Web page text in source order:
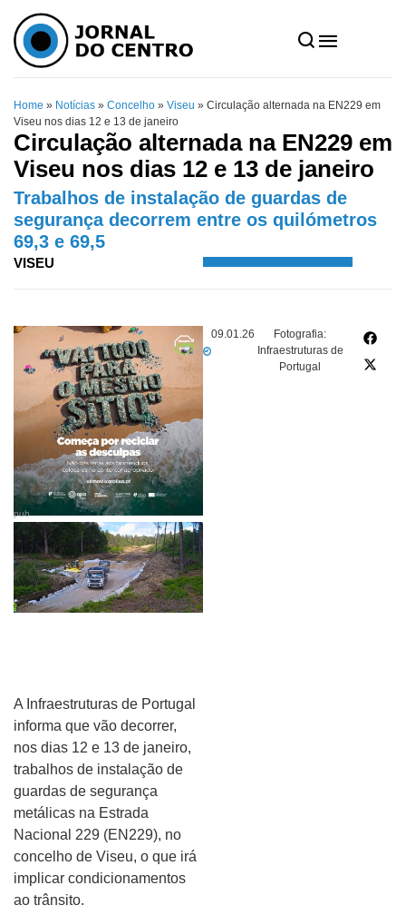
Home » Notícias » Concelho » Viseu » Circulação alternada na EN229 em
Viseu nos dias 12 e 13 de janeiro
Circulação alternada na EN229 em
Viseu nos dias 12 e 13 de janeiro
Trabalhos de instalação de guardas de
segurança decorrem entre os quilómetros
69,3 e 69,5
VISEU
09.01.26
Fotografia:
Infraestruturas de
Portugal
pub
A Infraestruturas de Portugal
informa que vão decorrer,
nos dias 12 e 13 de janeiro,
trabalhos de instalação de
guardas de segurança
metálicas na Estrada
Nacional 229 (EN229), no
concelho de Viseu, o que irá
implicar condicionamentos
ao trânsito.